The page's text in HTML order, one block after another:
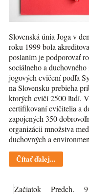
Slovenská únia Joga v
roku 1999 bola
poslaním je podporovať
sociálneho a
jogových cvičení podľa
na Slovensku prebieha
ktorých cvičí 2500 ľudí.
certifikovaní cvičitelia a
zapojených 350
organizácii množstva
duchovných a
Čítať ďalej...
Začiatok Predch. 9